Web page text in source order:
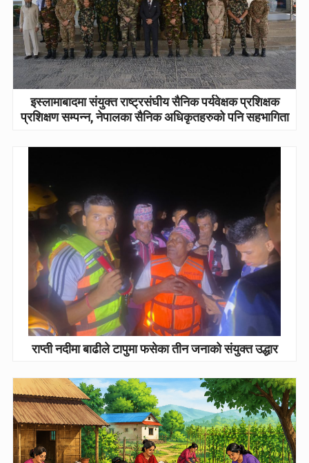
इस्लामाबादमा संयुक्त राष्ट्रसंघीय सैनिक पर्यवेक्षक प्रशिक्षक
प्रशिक्षण सम्पन्न, नेपालका सैनिक अधिकृतहरुको पनि सहभागिता
राप्ती नदीमा बाढीले टापुमा फसेका तीन जनाको संयुक्त उद्धार